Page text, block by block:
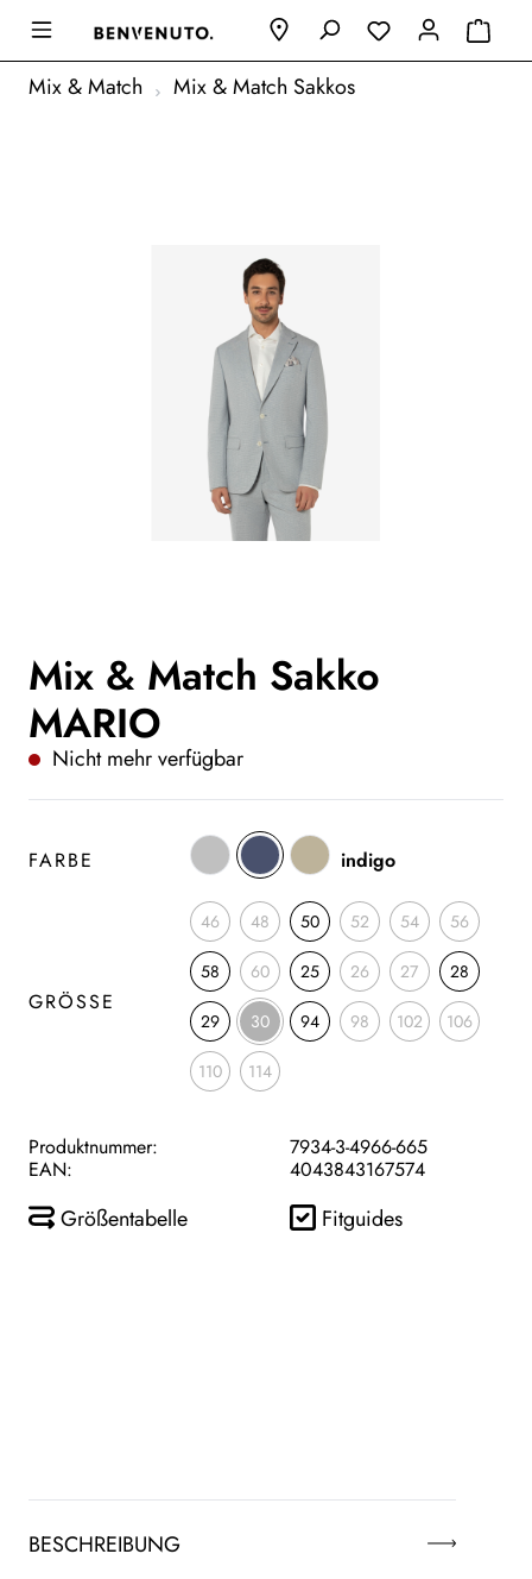
Mix & Match Mix & Match Sakkos
Mix & Match Sakko
MARIO
Nicht mehr verfügbar
FARBE indigo
GRÖSSE
46 48 50 52 54 56
58 60 25 26 27 28
29 30 94 98 102 106
110 114
Produktnummer:
7934-3-4966-665
EAN:
4043843167574
Größentabelle Fitguides
BESCHREIBUNG